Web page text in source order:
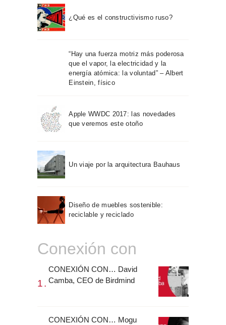
¿Qué es el constructivismo ruso?
“Hay una fuerza motriz más poderosa
que el vapor, la electricidad y la
energía atómica: la voluntad” – Albert
Einstein, físico
Apple WWDC 2017: las novedades
que veremos este otoño
Un viaje por la arquitectura Bauhaus
Diseño de muebles sostenible:
reciclable y reciclado
Conexión con
CONEXIÓN CON… David
Camba, CEO de Birdmind
CONEXIÓN CON… Mogu